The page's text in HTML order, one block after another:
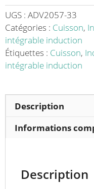
FLR
–
7
UGS : ADV2057-33
Catégories : Cuisson,
intégrable induction
Étiquettes : Cuisson,
intégrable induction
Description
Informations
Description